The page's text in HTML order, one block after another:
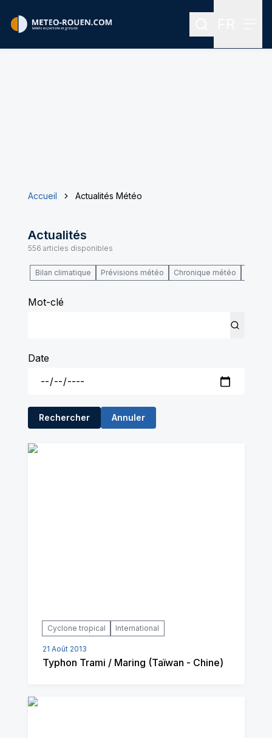
Rechercher
Accueil Actualités Météo
Actualités
556 articles disponibles
Bilan climatique Prévisions météo Chronique météo
Mot-clé
Date
Rechercher Annuler
Cyclone tropical International
21 Août 2013
Typhon Trami / Maring (Taïwan - Chine)